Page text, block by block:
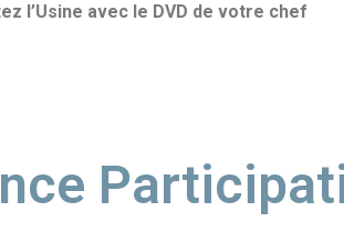
l’Usine avec le DVD de votre chef